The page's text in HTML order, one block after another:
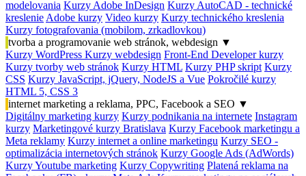
modelovania Kurzy Adobe InDesign Kurzy AutoCAD - technické
kreslenie Adobe kurzy Video kurzy Kurzy technického kreslenia
Kurzy fotografovania (mobilom, zrkadlovkou)
tvorba a programovanie web stránok, webdesign ▼
Kurzy WordPress Kurzy webdesign Front-End Developer kurzy
Kurzy tvorby web stránok Kurzy HTML Kurzy PHP skript Kurzy
CSS Kurzy JavaScript, jQuery, NodeJS a Vue Pokročilé kurzy
HTML 5, CSS 3
internet marketing a reklama, PPC, Facebook a SEO ▼
Digitálny marketing kurzy Kurzy podnikania na internete Instagram
kurzy Marketingové kurzy Bratislava Kurzy Facebook marketingu a
Meta reklamy Kurzy internet a online marketingu Kurzy SEO -
optimalizácia internetových stránok Kurzy Google Ads (AdWords)
Kurzy Youtube marketing Kurzy Copywriting Platená reklama na